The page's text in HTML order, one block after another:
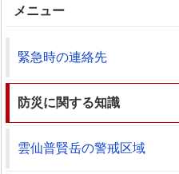
メニュー
緊急時の連絡先
防災に関する知識
雲仙普賢岳の警戒区域